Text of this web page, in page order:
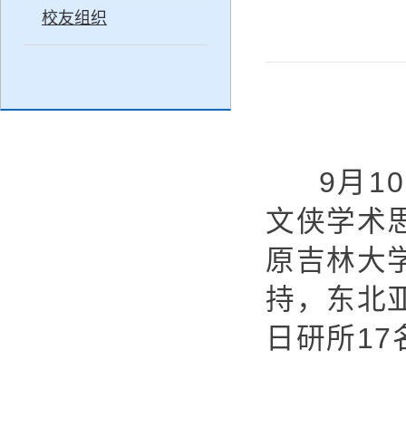
校友组织
9月 10
文侠学术
原吉林大
持，东北
日研所17